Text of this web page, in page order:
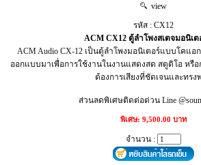
view
รหัส : CX12
ACM CX12 ตู้ลำโพงสเตจมอนิเต
ACM Audio CX-12 เป็นตู้ลำโพงมอนิเตอร์แบบโคแอ
ออกแบบมาเพื่อการใช้งานในงานแสดงสด สตูดิโอ หรื
ต้องการเสียงที่ชัดเจนและทรง
ส่วนลดพิเศษติดต่อด่วน Line
พิเศษ: 9,500.00 บาท
จำนวน :